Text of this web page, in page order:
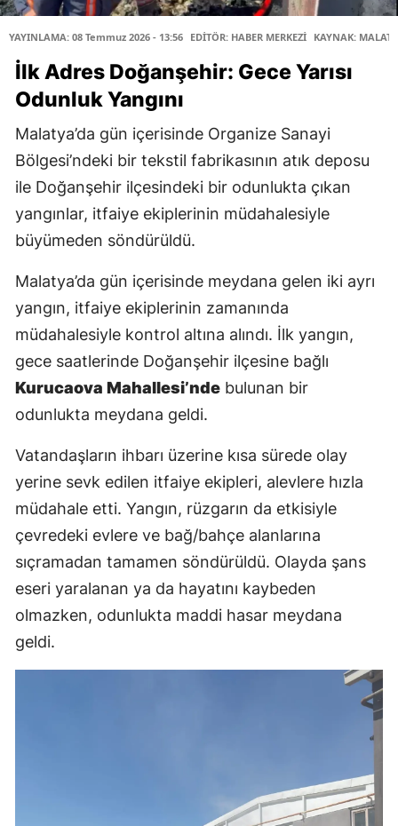
YAYINLAMA: 08 Temmuz 2026 - 13:56 EDİTÖR: HABER MERKEZİ KAYNAK:
İlk Adres Doğanşehir: Gece Yarısı
Odunluk Yangını
Malatya’da gün içerisinde Organize Sanayi
Bölgesi’ndeki bir tekstil fabrikasının atık deposu
ile Doğanşehir ilçesindeki bir odunlukta çıkan
yangınlar, itfaiye ekiplerinin müdahalesiyle
büyümeden söndürüldü.
Malatya’da gün içerisinde meydana gelen iki ayrı
yangın, itfaiye ekiplerinin zamanında
müdahalesiyle kontrol altına alındı. İlk yangın,
gece saatlerinde Doğanşehir ilçesine bağlı
Kurucaova Mahallesi’nde bulunan bir
odunlukta meydana geldi.
Vatandaşların ihbarı üzerine kısa sürede olay
yerine sevk edilen itfaiye ekipleri, alevlere hızla
müdahale etti. Yangın, rüzgarın da etkisiyle
çevredeki evlere ve bağ/bahçe alanlarına
sıçramadan tamamen söndürüldü. Olayda şans
eseri yaralanan ya da hayatını kaybeden
olmazken, odunlukta maddi hasar meydana
geldi.